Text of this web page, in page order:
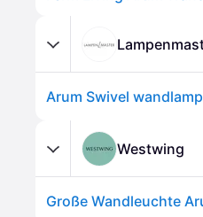
Westwing
Große Wandleuchte